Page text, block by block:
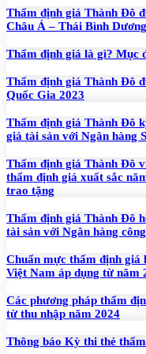
Thẩm định giá Thành Đô
Châu Á – Thái Bình
Thẩm định giá là gì? Mục
Thẩm định giá Thành Đô
Quốc Gia 2023
Thẩm định giá Thành Đô
giá tài sản với Ngân hàng
Thẩm định giá Thành Đô
thẩm định giá xuất sắc
trao tặng
Thẩm định giá Thành Đô
tài sản với Ngân hàng
Chuẩn mực thẩm định giá
Việt Nam áp dụng từ năm
Các phương pháp thẩm
từ thu nhập năm 2024
Thông báo Kỳ thi thẻ